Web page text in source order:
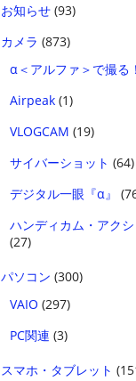
お知らせ(93)
カメラ (873)
α＜アルファ＞で撮る！
Airpeak(1)
VLOGCAM (19)
サイバーショット (64)
デジタル一眼『α』
ハンディカム・アク
(27)
パソコン (300)
VAIO (297)
PC関連 (3)
スマホ・タブレット